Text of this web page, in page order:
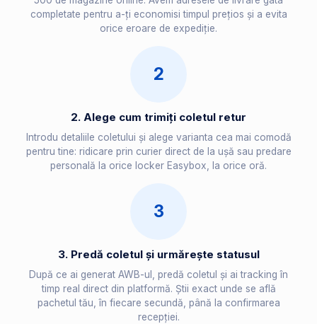
completate pentru a-ți economisi timpul prețios și a evita
orice eroare de expediție.
2
2. Alege cum trimiți coletul retur
Introdu detaliile coletului și alege varianta cea mai comodă
pentru tine: ridicare prin curier direct de la ușă sau predare
personală la orice locker Easybox, la orice oră.
3
3. Predă coletul și urmărește statusul
După ce ai generat AWB-ul, predă coletul și ai tracking în
timp real direct din platformă. Știi exact unde se află
pachetul tău, în fiecare secundă, până la confirmarea
recepției.